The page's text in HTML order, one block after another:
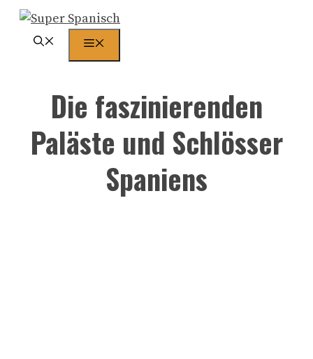
Zum
Inhalt
Die faszinierenden
Paläste und Schlösser
Spaniens